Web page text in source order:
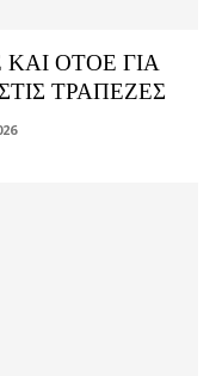
ΟΤΟΕ ΓΙΑ
ΤΡΑΠΕΖΕΣ